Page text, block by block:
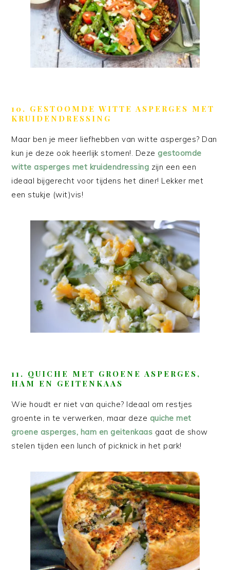
10. GESTOOMDE WITTE ASPERGES MET
KRUIDENDRESSING
Maar ben je meer liefhebben van witte asperges? Dan
kun je deze ook heerlijk stomen!. Dezegestoomde
witte asperges met kruidendressing zijn een een
ideaal bijgerecht voor tijdens het diner! Lekker met
een stukje (wit)vis!
11. QUICHE MET GROENE ASPERGES,
HAM EN GEITENKAAS
Wie houdt er niet van quiche? Ideaal om restjes
groente in te verwerken, maar deze quiche met
groene asperges, ham en geitenkaas gaat de show
stelen tijden een lunch of picknick in het park!